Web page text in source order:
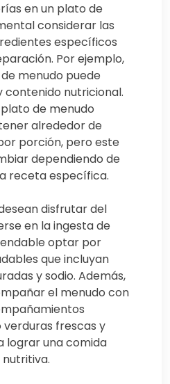
en un plato de
considerar las
específicos
Por ejemplo,
menudo puede
contenido nutricional.
de menudo
alrededor de
porción, pero este
dependiendo de
receta específica.
disfrutar del
en la ingesta de
optar por
que incluyan
y sodio. Además,
el menudo con
verduras frescas y
lograr una comida